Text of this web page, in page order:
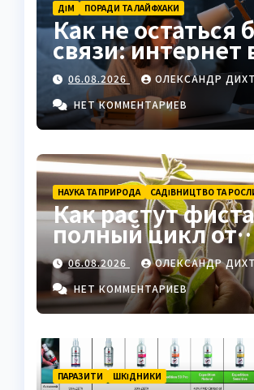
ДІМ ПОРАДИ ТА ЛАЙФХАКИ
Как не остаться
связи: интернет
время
света
06.08.2026
ОЛЕКСАНДР
НЕТ КОММЕНТАРИЕВ
НАУКА ТА ПРИРОДА САДІВНИЦТВО ТА
Как растут
полный цикл от
семени до
ореха
06.08.2026
ОЛЕКСАНДР
НЕТ КОММЕНТАРИЕВ
ПАРАЗИТИ ШКІДНИКИ